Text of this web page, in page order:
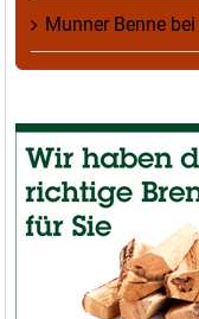
Munner Benne bei